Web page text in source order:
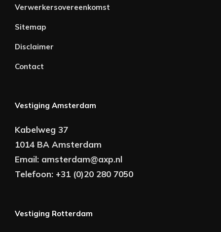
Verwerkersovereenkomst
Sitemap
Disclaimer
Contact
Vestiging Amsterdam
Kabelweg 37
1014 BA Amsterdam
Email: amsterdam@axp.nl
Telefoon: +31 (0)20 280 7050
Vestiging Rotterdam